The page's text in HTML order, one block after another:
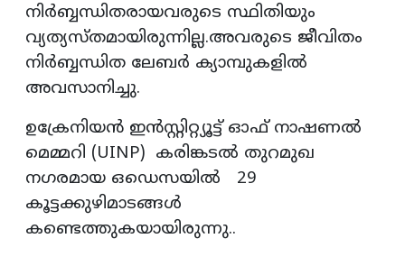
നിർബ്ബന്ധിതരായവരുടെ സ്ഥിതിയും
വ്യത്യസ്തമായിരുന്നില്ല.അവരുടെ ജീവിതം
നിർബ്ബന്ധിത ലേബർ ക്യാമ്പുകളിൽ
അവസാനിച്ചു.
ഉക്രേനിയൻ ഇൻസ്റ്റിറ്റ്യൂട്ട് ഓഫ് നാഷണൽ
മെമ്മറി (UINP) കരിങ്കടൽ തുറമുഖ
നഗരമായ ഒഡെസയിൽ 29
കൂട്ടക്കുഴിമാടങ്ങൾ
കണ്ടെത്തുകയായിരുന്നു..